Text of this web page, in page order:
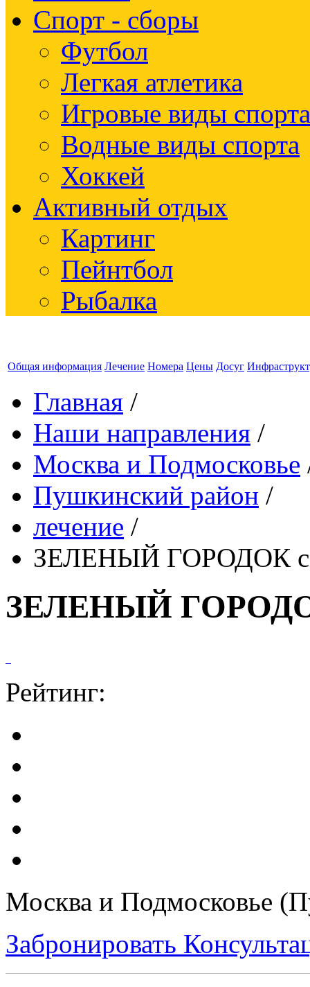
Спорт - сборы
Футбол
Легкая атлетика
Игровые виды спорта
Водные виды спорта
Хоккей
Активный отдых
Картинг
Пейнтбол
Рыбалка
Общая информация Лечение Номера Цены Досуг
Главная /
Наши направления /
Москва и Подмосковье
Пушкинский район /
лечение /
ЗЕЛЕНЫЙ ГОРОДОК
ЗЕЛЕНЫЙ
Рейтинг:
Москва и Подмосковье
Забронировать